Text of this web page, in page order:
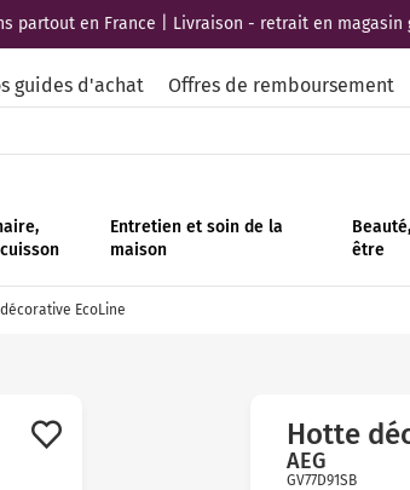
partout en France | Livraison - retrait en
guides d'achat Offres de remboursement
Entretien et soin de la
maison
être
EcoLine
Hotte
AEG
GV77D91SB